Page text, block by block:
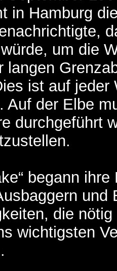
in Hamburg
um die
langen
ist auf jeder
Auf der Elbe
durchgeführt
begann
und
die
wichtigsten